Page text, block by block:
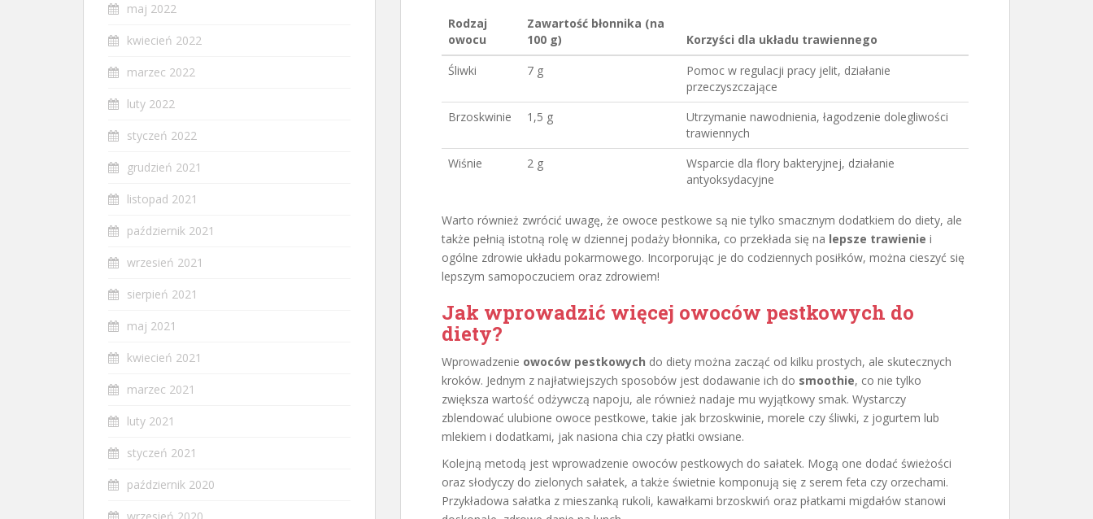
Rodzaj
owocu
Zawartość błonnika (na
100 g)
Korzyści dla układu trawiennego
Śliwki
7 g
Pomoc w regulacji pracy jelit, działanie
przeczyszczające
Brzoskwinie
1,5 g
Utrzymanie nawodnienia, łagodzenie dolegliwości
trawiennych
Wiśnie
2 g
Wsparcie dla flory bakteryjnej, działanie
antyoksydacyjne
Warto również zwrócić uwagę, że owoce pestkowe są nie tylko smacznym dodatkiem do diety, ale
także pełnią istotną rolę w dziennej podaży błonnika, co przekłada się na lepsze trawienie i
ogólne zdrowie układu pokarmowego. Incorporując je do codziennych posiłków, można cieszyć się
lepszym samopoczuciem oraz zdrowiem!
Jak wprowadzić więcej owoców pestkowych do
diety?
Wprowadzenie owoców pestkowych do diety można zacząć od kilku prostych, ale skutecznych
kroków. Jednym z najłatwiejszych sposobów jest dodawanie ich do smoothie, co nie tylko
zwiększa wartość odżywczą napoju, ale również nadaje mu wyjątkowy smak. Wystarczy
zblendować ulubione owoce pestkowe, takie jak brzoskwinie, morele czy śliwki, z jogurtem lub
mlekiem i dodatkami, jak nasiona chia czy płatki owsiane.
Kolejną metodą jest wprowadzenie owoców pestkowych do sałatek. Mogą one dodać świeżości
oraz słodyczy do zielonych sałatek, a także świetnie komponują się z serem feta czy orzechami.
Przykładowa sałatka z mieszanką rukoli, kawałkami brzoskwiń oraz płatkami migdałów stanowi
maj 2022
kwiecień 2022
marzec 2022
luty 2022
styczeń 2022
grudzień 2021
listopad 2021
październik 2021
wrzesień 2021
sierpień 2021
maj 2021
kwiecień 2021
marzec 2021
luty 2021
styczeń 2021
październik 2020